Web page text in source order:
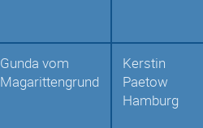
Gunda vom
Magarittengrund
Kerstin
Paetow
Hamburg